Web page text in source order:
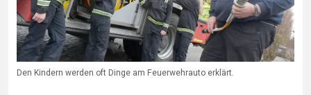
Den Kindern werden oft Dinge am Feuerwehrauto erklärt.